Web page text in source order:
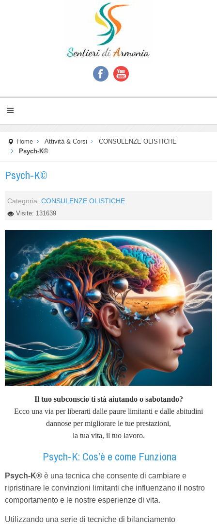
Home Attività & Corsi
CONSULENZE OLISTICHE
Psych-K©
Psych-K©
Categoria: CONSULENZE OLISTICHE
Visite: 131639
Il tuo subconscio ti stà aiutando o sabotando?
Ecco una via per liberarti dalle paure limitanti e dalle abitudini
dannose per migliorare le tue prestazioni,
la tua vita, il tuo lavoro.
Psych-K: Cos’è e come Funziona
Psych-K® è una tecnica che consente di cambiare e
ripristinare le convinzioni limitanti che influenzano il nostro
comportamento e le nostre esperienze di vita.
Utilizzando una serie di tecniche di bilanciamento